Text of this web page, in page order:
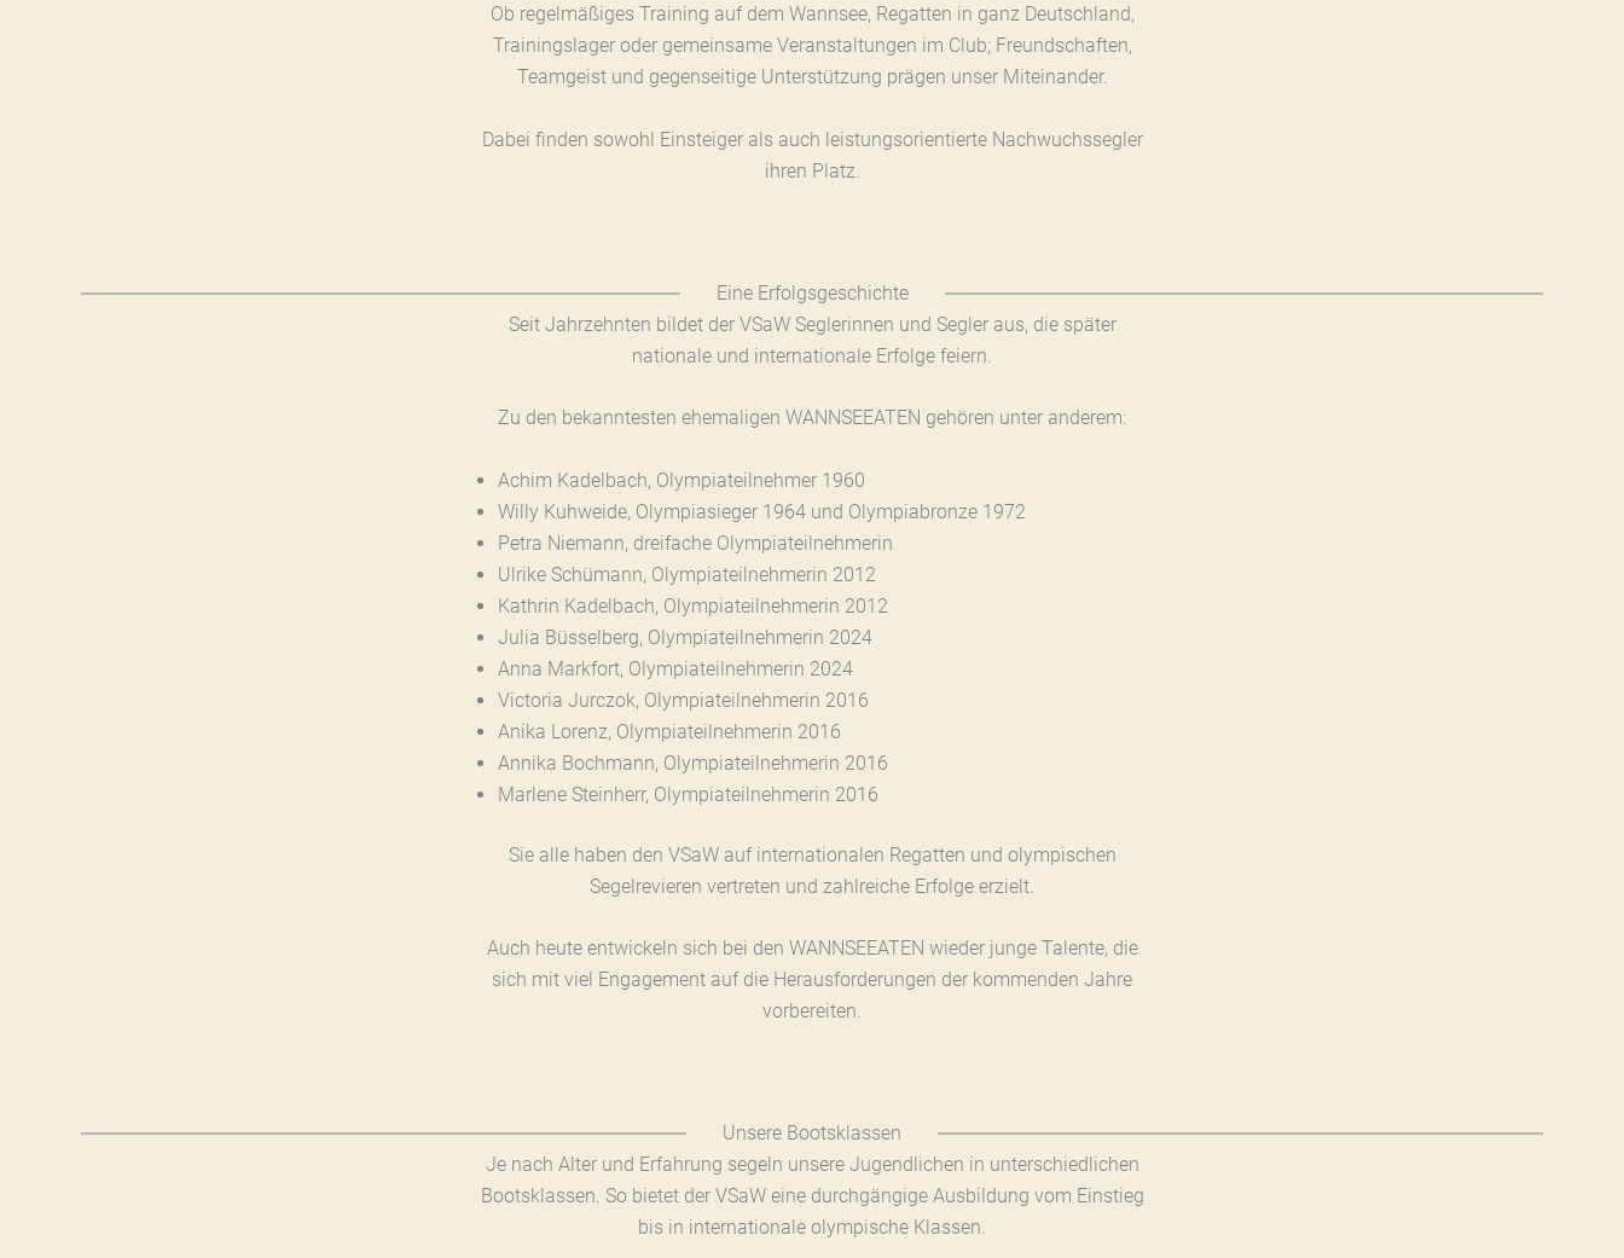
Ob regelmäßiges Training auf dem Wannsee, Regatten in ganz Deutschland,
Trainingslager oder gemeinsame Veranstaltungen im Club; Freundschaften,
Teamgeist und gegenseitige Unterstützung prägen unser Miteinander.
Dabei finden sowohl Einsteiger als auch leistungsorientierte Nachwuchssegler
ihren Platz.
Eine Erfolgsgeschichte
Seit Jahrzehnten bildet der VSaW Seglerinnen und Segler aus, die später
nationale und internationale Erfolge feiern.
Zu den bekanntesten ehemaligen WANNSEEATEN gehören unter anderem:
Achim Kadelbach, Olympiateilnehmer 1960
Willy Kuhweide, Olympiasieger 1964 und Olympiabronze 1972
Petra Niemann, dreifache Olympiateilnehmerin
Ulrike Schümann, Olympiateilnehmerin 2012
Kathrin Kadelbach, Olympiateilnehmerin 2012
Julia Büsselberg, Olympiateilnehmerin 2024
Anna Markfort, Olympiateilnehmerin 2024
Victoria Jurczok, Olympiateilnehmerin 2016
Anika Lorenz, Olympiateilnehmerin 2016
Annika Bochmann, Olympiateilnehmerin 2016
Marlene Steinherr, Olympiateilnehmerin 2016
Sie alle haben den VSaW auf internationalen Regatten und olympischen
Segelrevieren vertreten und zahlreiche Erfolge erzielt.
Auch heute entwickeln sich bei den WANNSEEATEN wieder junge Talente, die
sich mit viel Engagement auf die Herausforderungen der kommenden Jahre
vorbereiten.
Unsere Bootsklassen
Je nach Alter und Erfahrung segeln unsere Jugendlichen in unterschiedlichen
Bootsklassen. So bietet der VSaW eine durchgängige Ausbildung vom Einstieg
bis in internationale olympische Klassen.